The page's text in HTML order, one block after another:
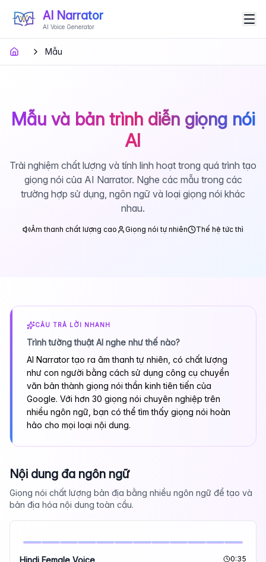
AI Narrator
AI Voice Generator
Mẫu
Mẫu và bản trình diễn giọng nói
AI
Trải nghiệm chất lượng và tính linh hoạt trong quá trình tạo
giọng nói của AI Narrator. Nghe các mẫu trong các
trường hợp sử dụng, ngôn ngữ và loại giọng nói khác
nhau.
Âm thanh chất lượng cao Giọng nói tự nhiên Thế hệ tức thì
CÂU TRẢ LỜI NHANH
Trình tường thuật AI nghe như thế nào?
AI Narrator tạo ra âm thanh tự nhiên, có chất lượng
như con người bằng cách sử dụng công cụ chuyển
văn bản thành giọng nói thần kinh tiên tiến của
Google. Với hơn 30 giọng nói chuyên nghiệp trên
nhiều ngôn ngữ, bạn có thể tìm thấy giọng nói hoàn
hảo cho mọi loại nội dung.
Nội dung đa ngôn ngữ
Giọng nói chất lượng bản địa bằng nhiều ngôn ngữ để tạo và
bản địa hóa nội dung toàn cầu.
Hindi Female Voice 0:35